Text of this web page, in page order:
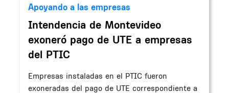
Apoyando a las empresas
Intendencia de Montevideo
exoneró pago de UTE a empresas
del PTIC
Empresas instaladas en el PTIC fueron
exoneradas del pago de UTE correspondiente a